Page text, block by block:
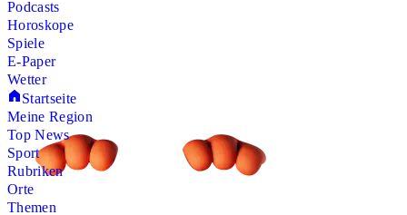
Podcasts
Horoskope
Spiele
E-Paper
Wetter
Startseite
Meine Region
Top News
Sport
Rubriken
Orte
Themen